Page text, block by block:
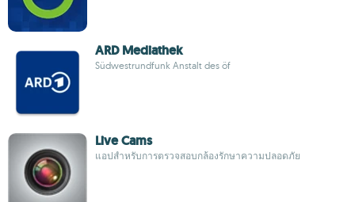
ARD Mediathek
Südwestrundfunk Anstalt des öf
Live Cams
แอปสำหรับการตรวจสอบกล้องรักษาความปลอดภัย